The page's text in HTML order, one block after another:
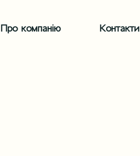
Про компанію Контакти